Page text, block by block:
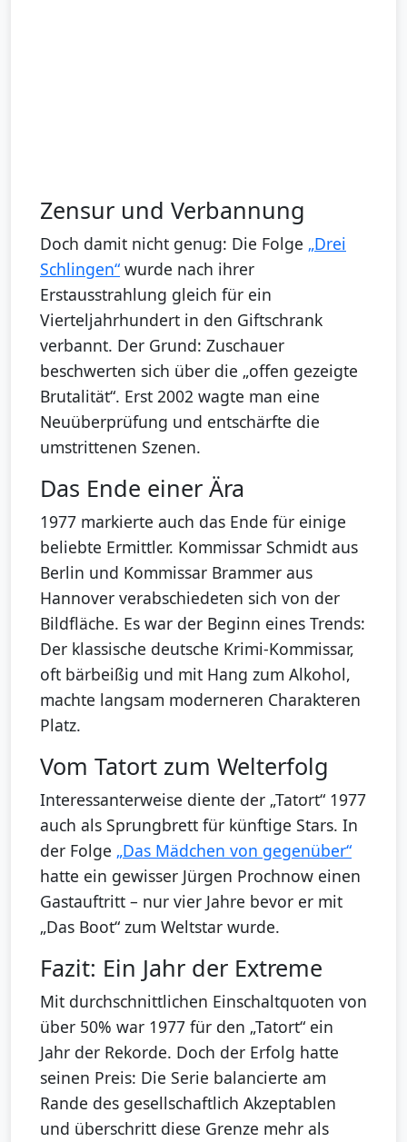
Zensur und Verbannung
Doch damit nicht genug: Die Folge „Drei
Schlingen“ wurde nach ihrer
Erstausstrahlung gleich für ein
Vierteljahrhundert in den Giftschrank
verbannt. Der Grund: Zuschauer
beschwerten sich über die „offen gezeigte
Brutalität“. Erst 2002 wagte man eine
Neuüberprüfung und entschärfte die
umstrittenen Szenen.
Das Ende einer Ära
1977 markierte auch das Ende für einige
beliebte Ermittler. Kommissar Schmidt aus
Berlin und Kommissar Brammer aus
Hannover verabschiedeten sich von der
Bildfläche. Es war der Beginn eines Trends:
Der klassische deutsche Krimi-Kommissar,
oft bärbeißig und mit Hang zum Alkohol,
machte langsam moderneren Charakteren
Platz.
Vom Tatort zum Welterfolg
Interessanterweise diente der „Tatort“ 1977
auch als Sprungbrett für künftige Stars. In
der Folge „Das Mädchen von gegenüber“
hatte ein gewisser Jürgen Prochnow einen
Gastauftritt – nur vier Jahre bevor er mit
„Das Boot“ zum Weltstar wurde.
Fazit: Ein Jahr der Extreme
Mit durchschnittlichen Einschaltquoten von
über 50% war 1977 für den „Tatort“ ein
Jahr der Rekorde. Doch der Erfolg hatte
seinen Preis: Die Serie balancierte am
Rande des gesellschaftlich Akzeptablen
und überschritt diese Grenze mehr als